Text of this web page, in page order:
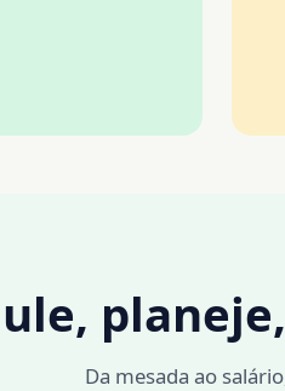
Da mesada ao